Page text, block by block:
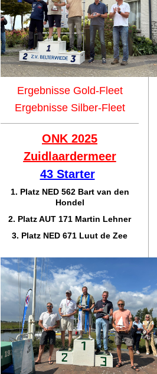
Ergebnisse Gold-Fleet
Ergebnisse Silber-Fleet
ONK 2025
Zuidlaardermeer
43 Starter
1. Platz NED 562 Bart van den
Hondel
2. Platz AUT 171 Martin Lehner
3. Platz NED 671 Luut de Zee